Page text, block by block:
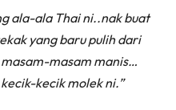
ala-ala Thai ni..nak buat
yang baru pulih dari
masam manis…
kecik molek ni.”